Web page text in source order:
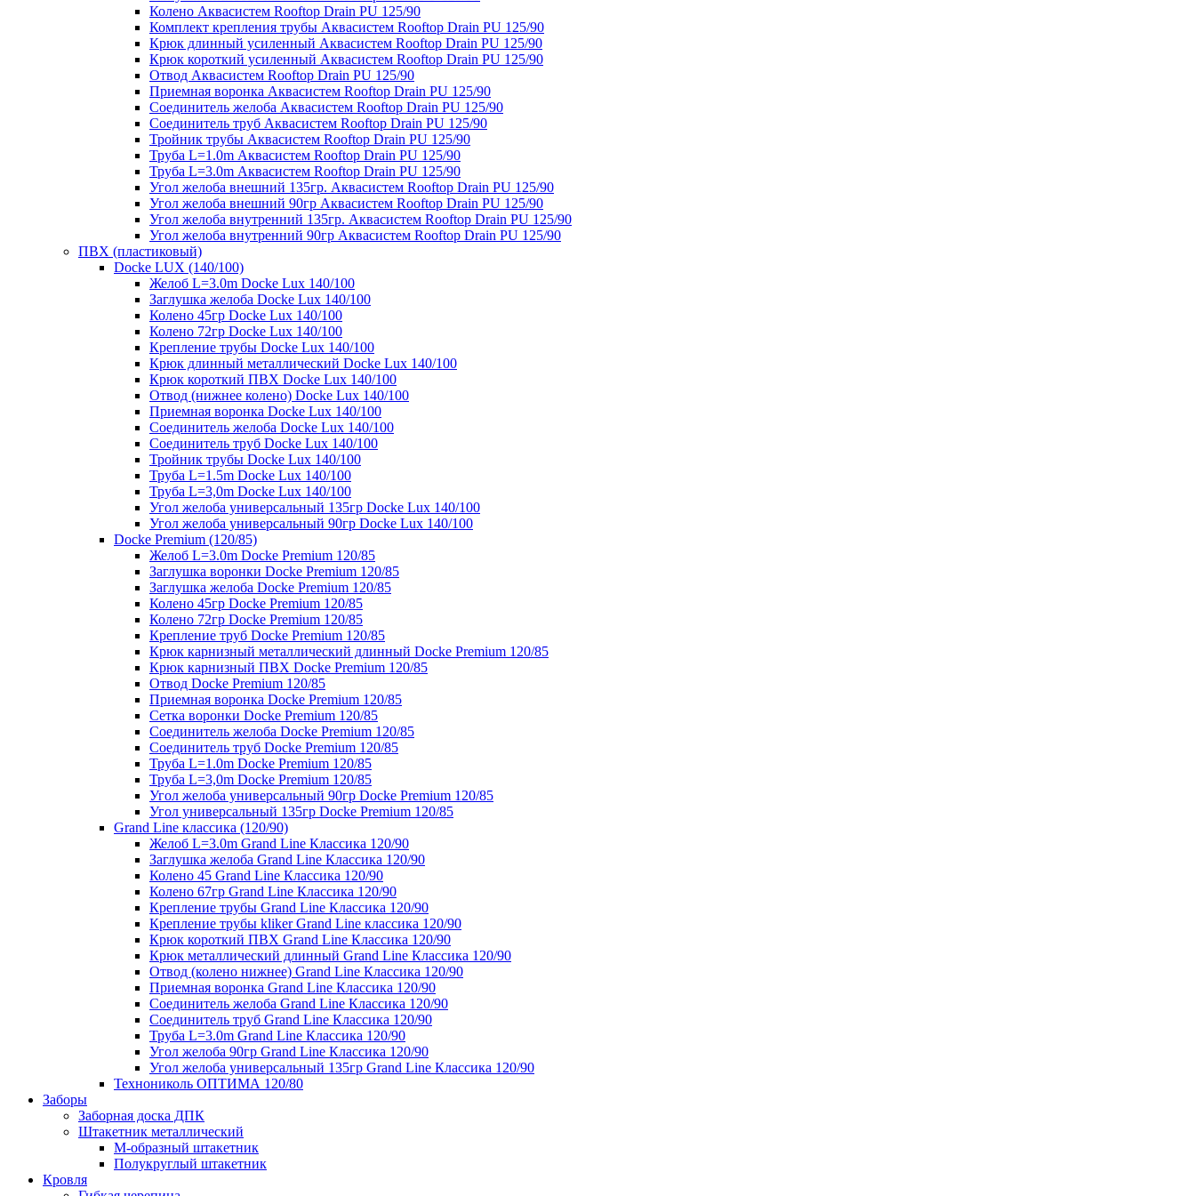
Колено Аквасистем Rooftop Drain PU 125/90
Комплект крепления трубы Аквасистем Rooftop Drain PU 125/90
Крюк длинный усиленный Аквасистем Rooftop Drain PU 125/90
Крюк короткий усиленный Аквасистем Rooftop Drain PU 125/90
Отвод Аквасистем Rooftop Drain PU 125/90
Приемная воронка Аквасистем Rooftop Drain PU 125/90
Соединитель желоба Аквасистем Rooftop Drain PU 125/90
Соединитель труб Аквасистем Rooftop Drain PU 125/90
Тройник трубы Аквасистем Rooftop Drain PU 125/90
Труба L=1.0m Аквасистем Rooftop Drain PU 125/90
Труба L=3.0m Аквасистем Rooftop Drain PU 125/90
Угол желоба внешний 135гр. Аквасистем Rooftop Drain PU 125/90
Угол желоба внешний 90гр Аквасистем Rooftop Drain PU 125/90
Угол желоба внутренний 135гр. Аквасистем Rooftop Drain PU 125/90
Угол желоба внутренний 90гр Аквасистем Rooftop Drain PU 125/90
ПВХ (пластиковый)
Docke LUX (140/100)
Желоб L=3.0m Docke Lux 140/100
Заглушка желоба Docke Lux 140/100
Колено 45гр Docke Lux 140/100
Колено 72гр Docke Lux 140/100
Крепление трубы Docke Lux 140/100
Крюк длинный металлический Docke Lux 140/100
Крюк короткий ПВХ Docke Lux 140/100
Отвод (нижнее колено) Docke Lux 140/100
Приемная воронка Docke Lux 140/100
Соединитель желоба Docke Lux 140/100
Соединитель труб Docke Lux 140/100
Тройник трубы Docke Lux 140/100
Труба L=1.5m Docke Lux 140/100
Труба L=3,0m Docke Lux 140/100
Угол желоба универсальный 135гр Docke Lux 140/100
Угол желоба универсальный 90гр Docke Lux 140/100
Docke Premium (120/85)
Желоб L=3.0m Docke Premium 120/85
Заглушка воронки Docke Premium 120/85
Заглушка желоба Docke Premium 120/85
Колено 45гр Docke Premium 120/85
Колено 72гр Docke Premium 120/85
Крепление труб Docke Premium 120/85
Крюк карнизный металлический длинный Docke Premium 120/85
Крюк карнизный ПВХ Docke Premium 120/85
Отвод Docke Premium 120/85
Приемная воронка Docke Premium 120/85
Сетка воронки Docke Premium 120/85
Соединитель желоба Docke Premium 120/85
Соединитель труб Docke Premium 120/85
Труба L=1.0m Docke Premium 120/85
Труба L=3,0m Docke Premium 120/85
Угол желоба универсальный 90гр Docke Premium 120/85
Угол универсальный 135гр Docke Premium 120/85
Grand Line классика (120/90)
Желоб L=3.0m Grand Line Классика 120/90
Заглушка желоба Grand Line Классика 120/90
Колено 45 Grand Line Классика 120/90
Колено 67гр Grand Line Классика 120/90
Крепление трубы Grand Line Классика 120/90
Крепление трубы kliker Grand Line классика 120/90
Крюк короткий ПВХ Grand Line Классика 120/90
Крюк металлический длинный Grand Line Классика 120/90
Отвод (колено нижнее) Grand Line Классика 120/90
Приемная воронка Grand Line Классика 120/90
Соединитель желоба Grand Line Классика 120/90
Соединитель труб Grand Line Классика 120/90
Труба L=3.0m Grand Line Классика 120/90
Угол желоба 90гр Grand Line Классика 120/90
Угол желоба универсальный 135гр Grand Line Классика 120/90
Технониколь ОПТИМА 120/80
Заборы
Заборная доска ДПК
Штакетник металлический
М-образный штакетник
Полукруглый штакетник
Кровля